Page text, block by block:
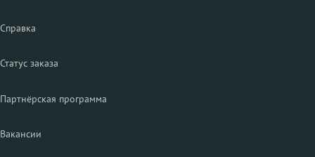
Справка
Статус заказа
Партнёрская программа
Вакансии